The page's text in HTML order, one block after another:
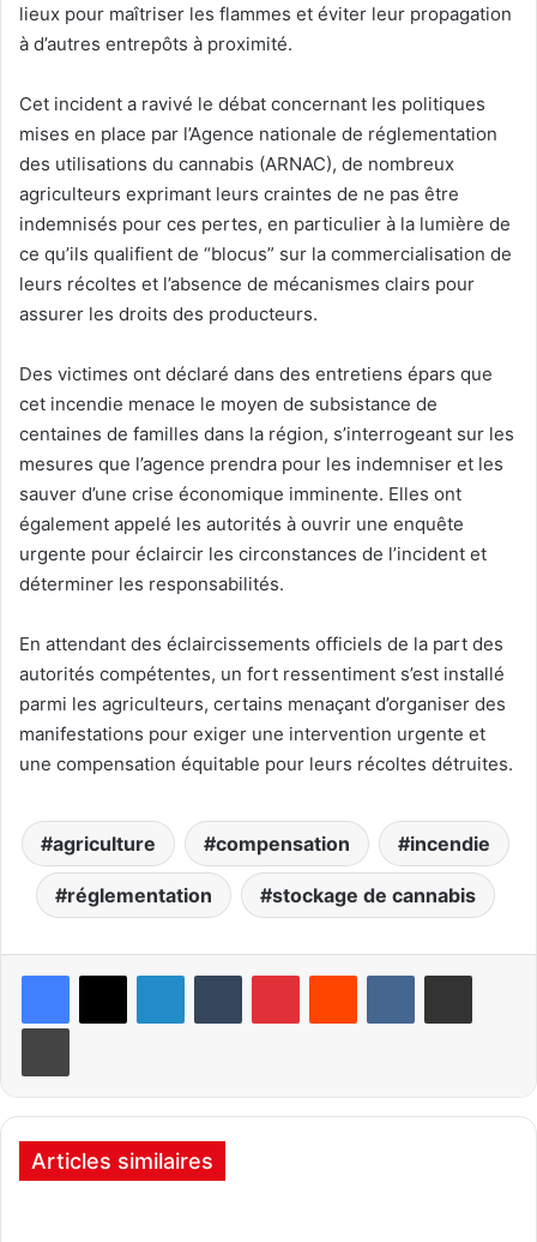
lieux pour maîtriser les flammes et éviter leur propagation
à d’autres entrepôts à proximité.
Cet incident a ravivé le débat concernant les politiques
mises en place par l’Agence nationale de réglementation
des utilisations du cannabis (ARNAC), de nombreux
agriculteurs exprimant leurs craintes de ne pas être
indemnisés pour ces pertes, en particulier à la lumière de
ce qu’ils qualifient de “blocus” sur la commercialisation de
leurs récoltes et l’absence de mécanismes clairs pour
assurer les droits des producteurs.
Des victimes ont déclaré dans des entretiens épars que
cet incendie menace le moyen de subsistance de
centaines de familles dans la région, s’interrogeant sur les
mesures que l’agence prendra pour les indemniser et les
sauver d’une crise économique imminente. Elles ont
également appelé les autorités à ouvrir une enquête
urgente pour éclaircir les circonstances de l’incident et
déterminer les responsabilités.
En attendant des éclaircissements officiels de la part des
autorités compétentes, un fort ressentiment s’est installé
parmi les agriculteurs, certains menaçant d’organiser des
manifestations pour exiger une intervention urgente et
une compensation équitable pour leurs récoltes détruites.
agriculture compensation incendie
réglementation stockage de cannabis
Articles similaires